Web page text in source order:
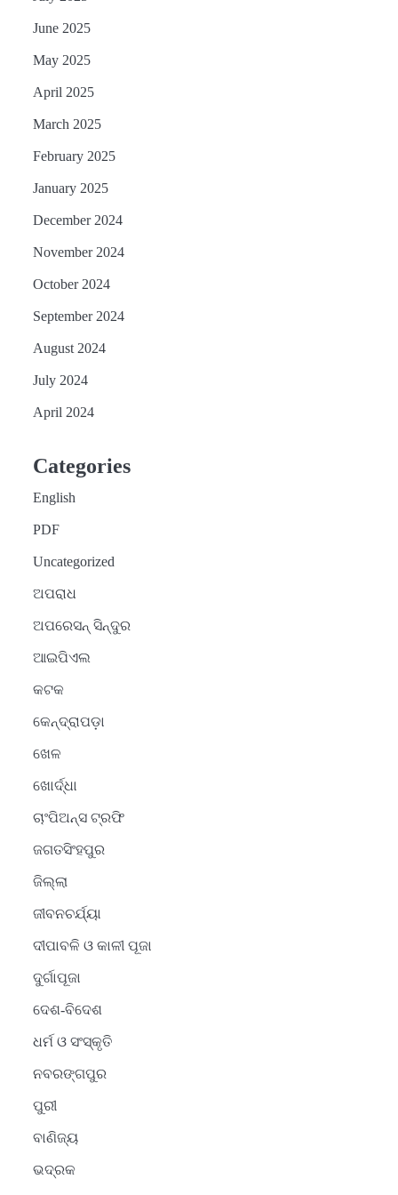
June 2025
May 2025
April 2025
March 2025
February 2025
January 2025
December 2024
November 2024
October 2024
September 2024
August 2024
July 2024
April 2024
Categories
English
PDF
Uncategorized
ଅପରାଧ
ଅପରେସନ୍ ସିନ୍ଦୁର
ଆଇପିଏଲ
କଟକ
କେନ୍ଦ୍ରାପଡ଼ା
ଖେଳ
ଖୋର୍ଦ୍ଧା
ଚାଂପିଅନ୍ସ ଟ୍ରଫି
ଜଗତସିଂହପୁର
ଜିଲ୍ଲା
ଜୀବନଚର୍ଯ୍ୟା
ଦୀପାବଳି ଓ କାଳୀ ପୂଜା
ଦୁର୍ଗାପୂଜା
ଦେଶ-ବିଦେଶ
ଧର୍ମ ଓ ସଂସ୍କୃତି
ନବରଙ୍ଗପୁର
ପୁରୀ
ବାଣିଜ୍ୟ
ଭଦ୍ରକ
2